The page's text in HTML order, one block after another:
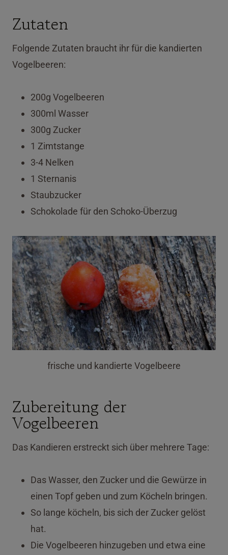
Zutaten
Folgende Zutaten braucht ihr für die kandierten
Vogelbeeren:
200g Vogelbeeren
300ml Wasser
300g Zucker
1 Zimtstange
3-4 Nelken
1 Sternanis
Staubzucker
Schokolade für den Schoko-Überzug
frische und kandierte Vogelbeere
Zubereitung der
Vogelbeeren
Das Kandieren erstreckt sich über mehrere Tage:
Das Wasser, den Zucker und die Gewürze in
einen Topf geben und zum Köcheln bringen.
So lange köcheln, bis sich der Zucker gelöst
hat.
Die Vogelbeeren hinzugeben und etwa eine